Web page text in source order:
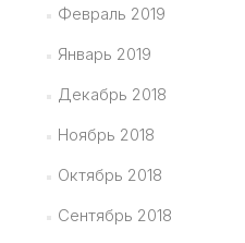
Февраль 2019
Январь 2019
Декабрь 2018
Ноябрь 2018
Октябрь 2018
Сентябрь 2018